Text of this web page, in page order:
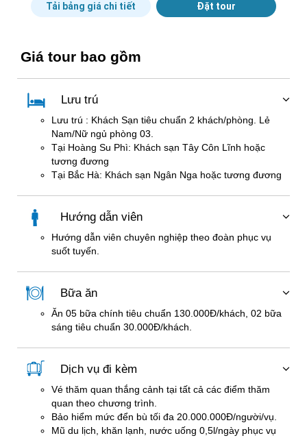
Tải bảng giá chi tiết Đặt tour
Giá tour bao gồm
Lưu trú
Lưu trú : Khách Sạn tiêu chuẩn 2 khách/phòng. Lẻ
Nam/Nữ ngủ phòng 03.
Tại Hoàng Su Phì: Khách sạn Tây Côn Lĩnh hoặc
tương đương
Tại Bắc Hà: Khách sạn Ngân Nga hoặc tương đương
Hướng dẫn viên
Hướng dẫn viên chuyên nghiệp theo đoàn phục vụ
suốt tuyến.
Bữa ăn
Ăn 05 bữa chính tiêu chuẩn 130.000Đ/khách, 02 bữa
sáng tiêu chuẩn 30.000Đ/khách.
Dịch vụ đi kèm
Vé thăm quan thắng cảnh tại tất cả các điểm thăm
quan theo chương trình.
Bảo hiểm mức đển bù tối đa 20.000.000Đ/người/vụ.
Mũ du lịch, khăn lạnh, nước uống 0,5l/ngày phục vụ